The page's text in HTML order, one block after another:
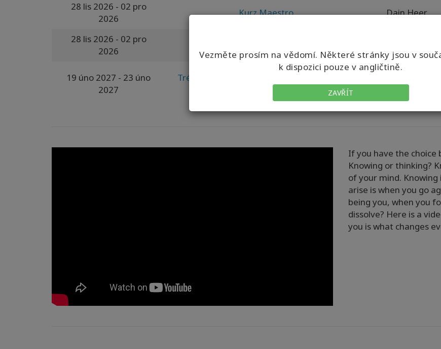
Vezměte prosím na vědomí. Některé stránky jsou v
k dispozici pouze v angličtině.
ZAVŘÍT
28 lis 2026 - 02 pro
2026
Kurz Maestro Dain Heer
28 lis 2026 - 02 pro
2026
19 úno 2027 - 23 úno
2027
Trénink pro Certifikované facilitátory Access
Gary Douglas
Simone
If you have the choice
Knowing or thinking?
of your mind.
arise is when you go
being you, when you
dissolve? Here is a
you is what changes